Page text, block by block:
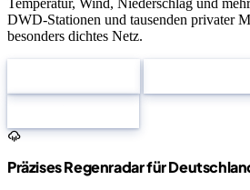
Temperatur, Wind, Niederschlag und
DWD-Stationen und tausenden privater
besonders dichtes Netz.
Präzises Regenradar für